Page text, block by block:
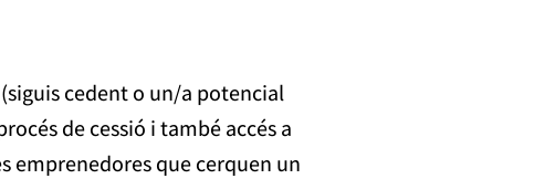
(siguis cedent o un/a potencial
de cessió i també accés a
emprenedores que cerquen un